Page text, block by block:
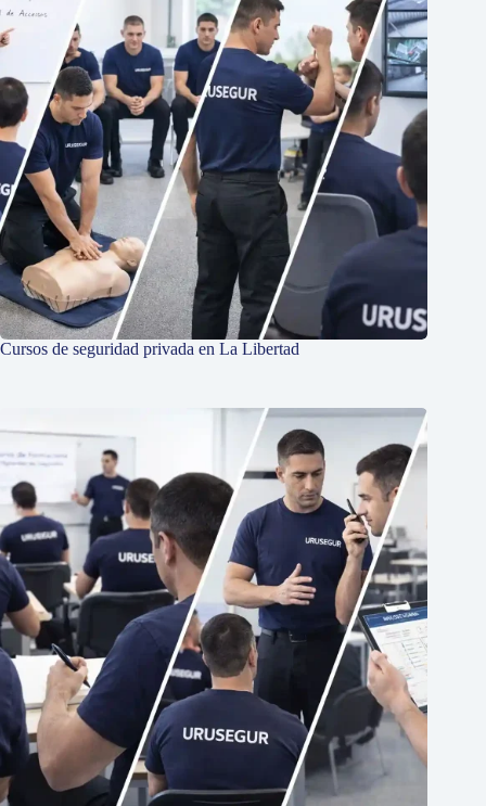
Cursos de seguridad privada en La Libertad